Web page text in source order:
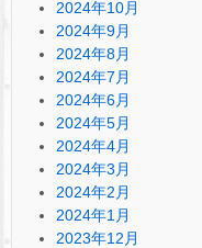
2024年10月
2024年9月
2024年8月
2024年7月
2024年6月
2024年5月
2024年4月
2024年3月
2024年2月
2024年1月
2023年12月